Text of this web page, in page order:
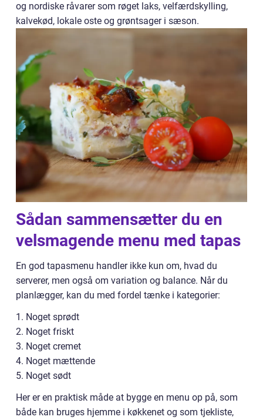
og nordiske råvarer som røget laks, velfærdskylling,
kalvekød, lokale oste og grøntsager i sæson.
Sådan sammensætter du en
velsmagende menu med tapas
En god tapasmenu handler ikke kun om, hvad du
serverer, men også om variation og balance. Når du
planlægger, kan du med fordel tænke i kategorier:
1. Noget sprødt
2. Noget friskt
3. Noget cremet
4. Noget mættende
5. Noget sødt
Her er en praktisk måde at bygge en menu op på, som
både kan bruges hjemme i køkkenet og som tjekliste,